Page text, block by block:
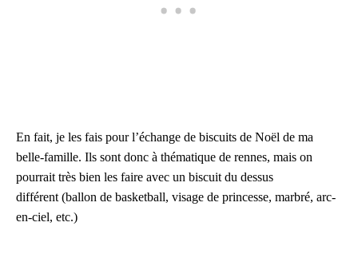
En fait, je les fais pour l’échange de biscuits de Noël de ma
belle-famille. Ils sont donc à thématique de rennes, mais on
pourrait très bien les faire avec un biscuit du dessus
différent (ballon de basketball, visage de princesse, marbré, arc-
en-ciel, etc.)